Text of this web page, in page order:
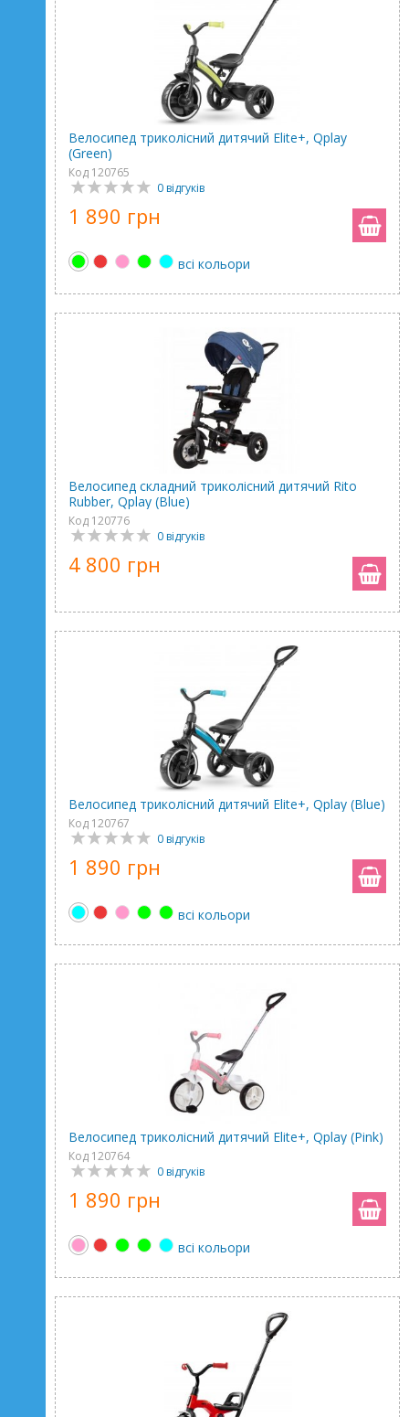
Велосипед триколісний дитячий Elite+, Qplay
(Green)
Код 120765
0 відгуків
1 890 грн
всі кольори
Велосипед складний триколісний дитячий Rito
Rubber, Qplay (Blue)
Код 120776
0 відгуків
4 800 грн
Велосипед триколісний дитячий Elite+, Qplay (Blue)
Код 120767
0 відгуків
1 890 грн
всі кольори
Велосипед триколісний дитячий Elite+, Qplay (Pink)
Код 120764
0 відгуків
1 890 грн
всі кольори